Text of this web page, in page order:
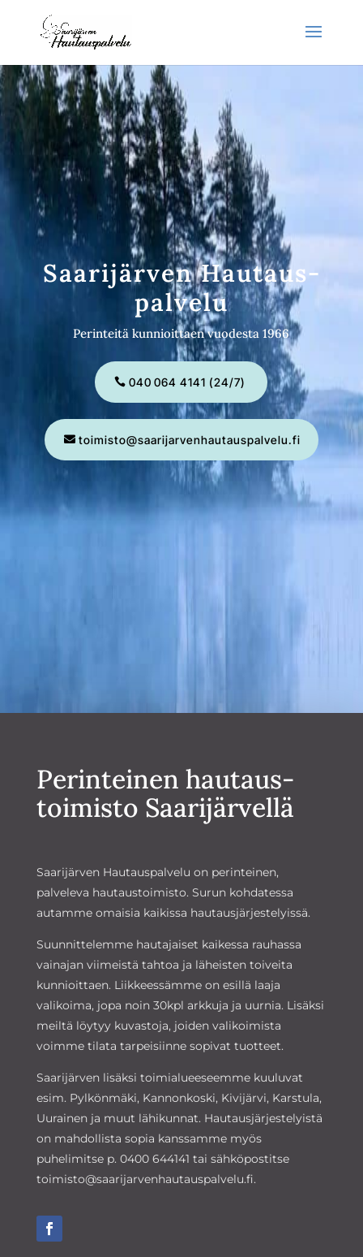
Saarijärven Hautaus­
palvelu
Perinteitä kunnioittaen vuodesta 1966
040 064 4141 (24/7)
toimisto@saarijarvenhautauspalvelu.fi
Perinteinen hautaus­­
toimisto Saarijärvellä
Saarijärven Hautauspalvelu on perinteinen,
palveleva hautaustoimisto. Surun kohdatessa
autamme omaisia kaikissa hautausjärjestelyissä.
Suunnittelemme hautajaiset kaikessa rauhassa
vainajan viimeistä tahtoa ja läheisten toiveita
kunnioittaen. Liikkeessämme on esillä laaja
valikoima, jopa noin 30kpl arkkuja ja uurnia. Lisäksi
meiltä löytyy kuvastoja, joiden valikoimista
voimme tilata tarpeisiinne sopivat tuotteet.
Saarijärven lisäksi toimialueeseemme kuuluvat
esim. Pylkönmäki, Kannonkoski, Kivijärvi, Karstula,
Uurainen ja muut lähikunnat. Hautausjärjestelyistä
on mahdollista sopia kanssamme myös
puhelimitse p. 0400 644141 tai sähköpostitse
toimisto@saarijarvenhautauspalvelu.fi.